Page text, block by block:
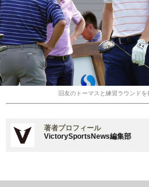
旧友のトーマスと練習ラウンド
著者プロフィール
VictorySportsNews編集部